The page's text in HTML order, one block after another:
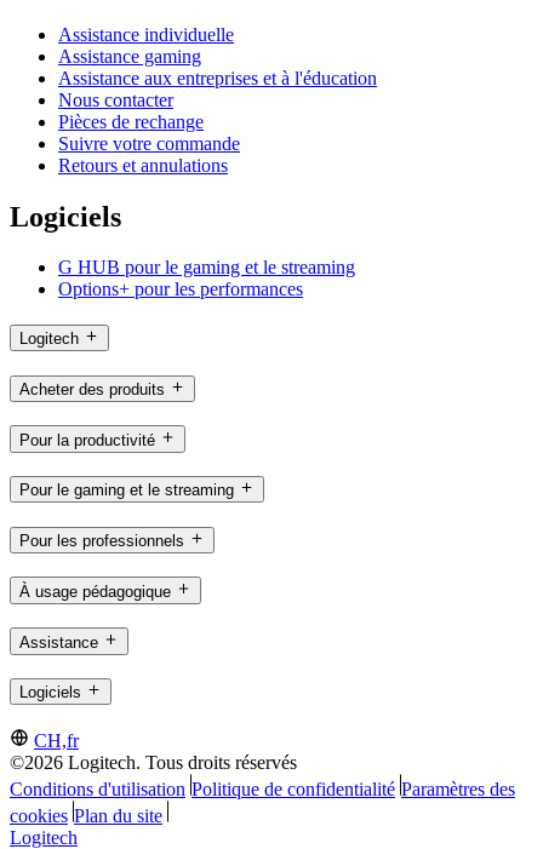
Assistance individuelle
Assistance gaming
Assistance aux entreprises et à l'éducation
Nous contacter
Pièces de rechange
Suivre votre commande
Retours et annulations
Logiciels
G HUB pour le gaming et le streaming
Options+ pour les performances
Logitech
Acheter des produits
Pour la productivité
Pour le gaming et le streaming
Pour les professionnels
À usage pédagogique
Assistance
Logiciels
CH,fr
©2026 Logitech. Tous droits réservés
Conditions d'utilisation Politique de confidentialité Paramètres des
cookies Plan du site
Logitech